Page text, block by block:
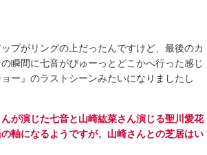
プがリングの上だったんですけど、最後のカ
瞬間に七音がぴゅーっとどこかへ行った感じ
ー』のラストシーンみたいになりましたし
が演じた七音と山崎紘菜さん演じる聖川愛花
軸になるようですが、山崎さんとの芝居はい